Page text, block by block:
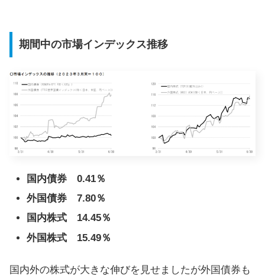
期間中の市場インデックス推移
国内債券 0.41％
外国債券 7.80％
国内株式 14.45％
外国株式 15.49％
国内外の株式が大きな伸びを見せましたが外国債券も